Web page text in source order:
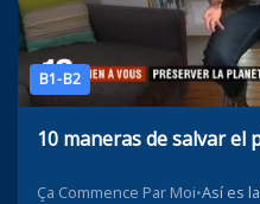
B1-B2
10 maneras de salvar el
Ça Commence Par Moi•Así es